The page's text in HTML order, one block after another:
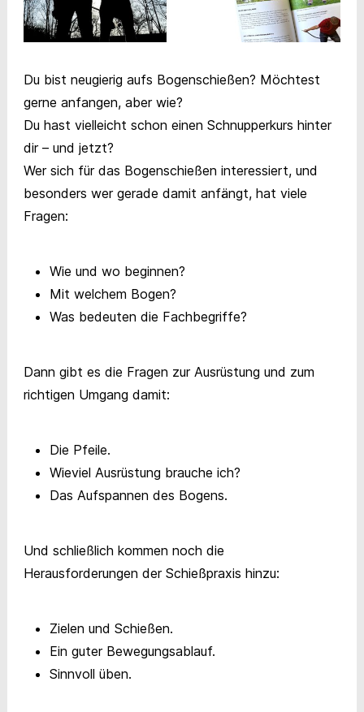
Du bist neugierig aufs Bogenschießen? Möchtest
gerne anfangen, aber wie?
Du hast vielleicht schon einen Schnupperkurs hinter
dir – und jetzt?
Wer sich für das Bogenschießen interessiert, und
besonders wer gerade damit anfängt, hat viele
Fragen:
Wie und wo beginnen?
Mit welchem Bogen?
Was bedeuten die Fachbegriffe?
Dann gibt es die Fragen zur Ausrüstung und zum
richtigen Umgang damit:
Die Pfeile.
Wieviel Ausrüstung brauche ich?
Das Aufspannen des Bogens.
Und schließlich kommen noch die
Herausforderungen der Schießpraxis hinzu:
Zielen und Schießen.
Ein guter Bewegungsablauf.
Sinnvoll üben.